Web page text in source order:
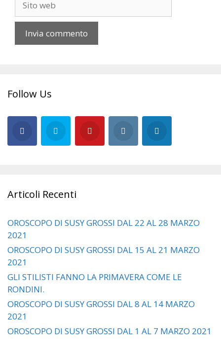
web
Follow Us
Articoli Recenti
OROSCOPO DI SUSY GROSSI DAL 22 AL 28 MARZO
2021
OROSCOPO DI SUSY GROSSI DAL 15 AL 21 MARZO
2021
GLI STILISTI FANNO LA PRIMAVERA COME LE
RONDINI.
OROSCOPO DI SUSY GROSSI DAL 8 AL 14 MARZO
2021
OROSCOPO DI SUSY GROSSI DAL 1 AL 7 MARZO 2021